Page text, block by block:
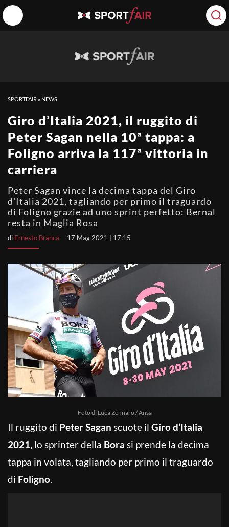
SPORTFAIR » NEWS
Giro d’Italia 2021, il ruggito di
Peter Sagan nella 10ª tappa: a
Foligno arriva la 117ª vittoria in
carriera
Peter Sagan vince la decima tappa del Giro
d'Italia 2021, tagliando per primo il traguardo
di Foligno grazie ad uno sprint perfetto: Bernal
resta in Maglia Rosa
di Ernesto Branca 17 Mag 2021 | 17:15
Foto di Luca Zennaro / Ansa
Il ruggito di Peter Sagan scuote il Giro d’Italia
2021, lo sprinter della Bora si prende la decima
tappa in volata, tagliando per primo il traguardo
di Foligno.